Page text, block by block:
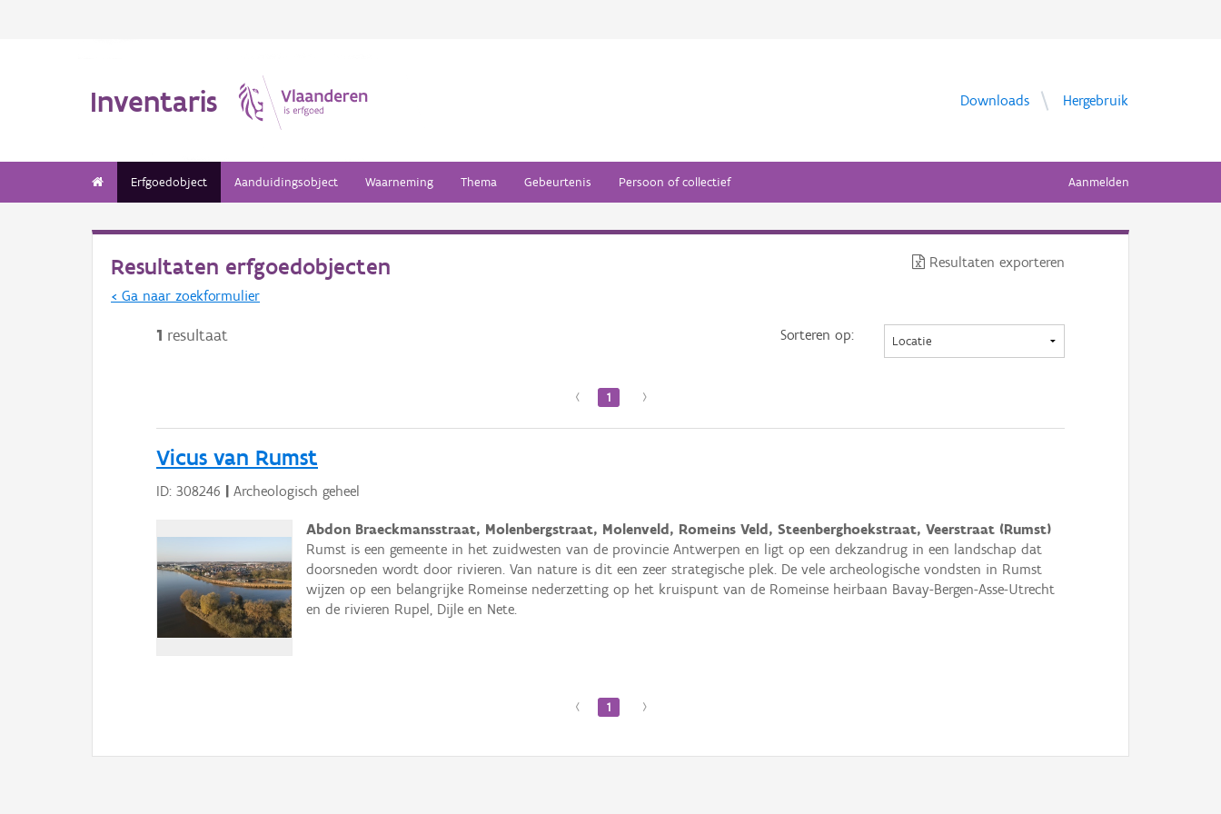
Inventaris Downloads Hergebruik
Erfgoedobject Aanduidingsobject Waarneming Thema Gebeurtenis Persoon of collectief Aanmelden
Resultaten erfgoedobjecten
< Ga naar zoekformulier
Resultaten exporteren
1 resultaat Sorteren op:
‹ 1 ›
Vicus van Rumst
ID: 308246 | Archeologisch geheel
Abdon Braeckmansstraat, Molenbergstraat, Molenveld, Romeins Veld, Steenberghoekstraat, Veerstraat (Rumst)
Rumst is een gemeente in het zuidwesten van de provincie Antwerpen en ligt op een dekzandrug in een landschap dat
doorsneden wordt door rivieren. Van nature is dit een zeer strategische plek. De vele archeologische vondsten in Rumst
wijzen op een belangrijke Romeinse nederzetting op het kruispunt van de Romeinse heirbaan Bavay-Bergen-Asse-Utrecht
en de rivieren Rupel, Dijle en Nete.
‹ 1 ›